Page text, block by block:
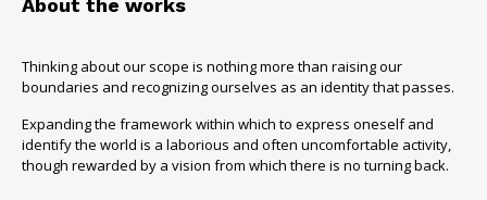
About the works
Thinking about our scope is nothing more than raising our
boundaries and recognizing ourselves as an identity that passes.
Expanding the framework within which to express oneself and
identify the world is a laborious and often uncomfortable activity,
though rewarded by a vision from which there is no turning back.